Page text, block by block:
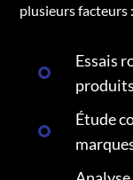
plusieurs facteurs :
Essais
produits
Étude